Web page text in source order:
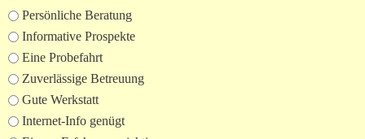
Auswahlmöglichkeiten
Persönliche Beratung
Informative Prospekte
Eine Probefahrt
Zuverlässige Betreuung
Gute Werkstatt
Internet-Info genügt